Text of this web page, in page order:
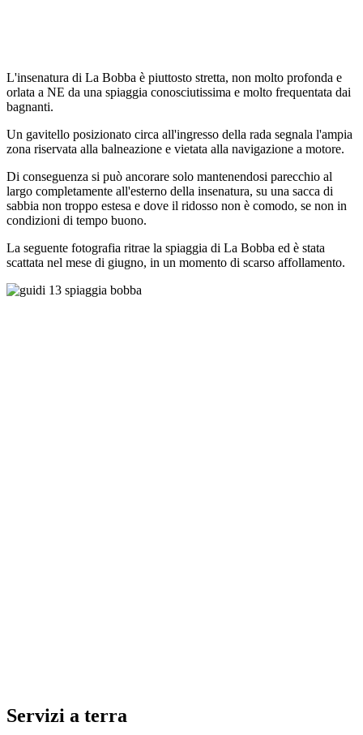
L'insenatura di La Bobba è piuttosto stretta, non molto profonda e
orlata a NE da una spiaggia conosciutissima e molto frequentata dai
bagnanti.
Un gavitello posizionato circa all'ingresso della rada segnala l'ampia
zona riservata alla balneazione e vietata alla navigazione a motore.
Di conseguenza si può ancorare solo mantenendosi parecchio al
largo completamente all'esterno della insenatura, su una sacca di
sabbia non troppo estesa e dove il ridosso non è comodo, se non in
condizioni di tempo buono.
La seguente fotografia ritrae la spiaggia di La Bobba ed è stata
scattata nel mese di giugno, in un momento di scarso affollamento.
Servizi a terra